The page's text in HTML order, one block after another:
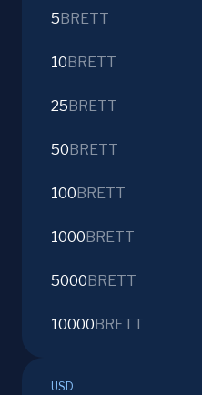
5 BRETT
10 BRETT
25 BRETT
50 BRETT
100 BRETT
1000 BRETT
5000 BRETT
10000 BRETT
USD